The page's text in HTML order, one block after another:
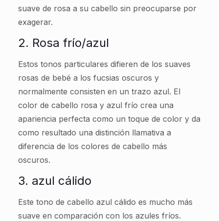
suave de rosa a su cabello sin preocuparse por
exagerar.
2. Rosa frío/azul
Estos tonos particulares difieren de los suaves
rosas de bebé a los fucsias oscuros y
normalmente consisten en un trazo azul. El
color de cabello rosa y azul frío crea una
apariencia perfecta como un toque de color y da
como resultado una distinción llamativa a
diferencia de los colores de cabello más
oscuros.
3. azul cálido
Este tono de cabello azul cálido es mucho más
suave en comparación con los azules fríos.